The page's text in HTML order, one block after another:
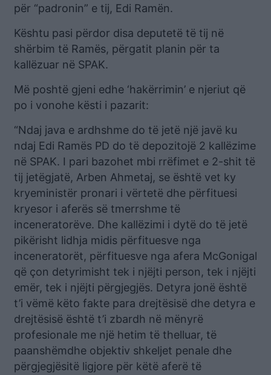
për “padronin” e tij, Edi Ramën.
Kështu pasi përdor disa deputetë të tij në
shërbim të Ramës, përgatit planin për ta
kallëzuar në SPAK.
Më poshtë gjeni edhe ‘hakërrimin’ e njeriut që
po i vonohe kësti i pazarit:
“Ndaj java e ardhshme do të jetë një javë ku
ndaj Edi Ramës PD do të depozitojë 2 kallëzime
në SPAK. I pari bazohet mbi rrëfimet e 2-shit të
tij jetëgjatë, Arben Ahmetaj, se është vet ky
kryeministër pronari i vërtetë dhe përfituesi
kryesor i aferës së tmerrshme të
inceneratorëve. Dhe kallëzimi i dytë do të jetë
pikërisht lidhja midis përfituesve nga
inceneratorët, përfituesve nga afera McGonigal
që çon detyrimisht tek i njëjti person, tek i njëjti
emër, tek i njëjti përgjegjës. Detyra jonë është
t’i vëmë këto fakte para drejtësisë dhe detyra e
drejtësisë është t’i zbardh në mënyrë
profesionale me një hetim të thelluar, të
paanshëmdhe objektiv shkeljet penale dhe
përgjegjësitë ligjore për këtë aferë të